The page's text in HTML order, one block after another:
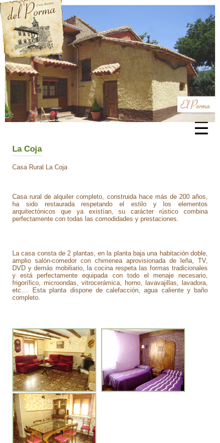
☰
La Coja
Casa Rural La Coja
Casa rural de alquiler completo, construida hace más de 200 años,
ha sido restaurada respetando el estilo y los elementos
arquitectónicos que ya existían, su carácter rústico combina
perfectamente con todas las comodidades y prestaciones.
La casa consta de 2 plantas, en la planta baja una habitación doble,
amplio salón-comedor con chimenea aprovisionada de leña, TV,
DVD y demás mobiliario, la cocina respeta las formas tradicionales
y está perfectamente equipada con todo el menaje necesario,
frigorífico, microondas, vitrocerámica, horno, lavavajillas, lavadora,
etc.... Esta planta dispone de calefacción, agua caliente y baño
completo.